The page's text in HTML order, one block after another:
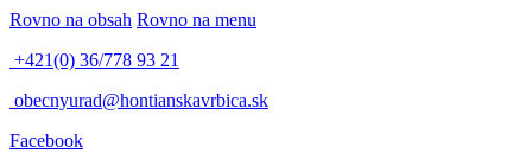
Rovno na obsah Rovno na menu
+421(0) 36/778 93 21
obecnyurad@hontianskavrbica.sk
Facebook